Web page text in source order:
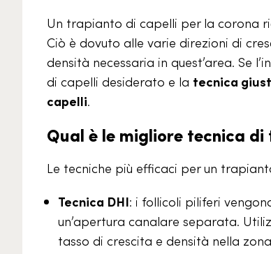
Un trapianto di capelli per la corona
Ciò è dovuto alle varie direzioni di
densità necessaria in quest’area. Se
di capelli desiderato e la tecnica
capelli.
Qual è le migliore tecnica
Le tecniche più efficaci per un
Tecnica DHI: i follicoli piliferi
un’apertura canalare separata.
tasso di crescita e densità nella